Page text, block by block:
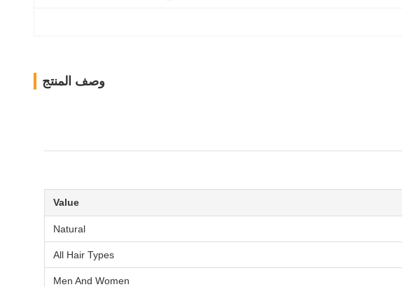
وصف المنتج
Value
Natural
All Hair Types
Men And Women